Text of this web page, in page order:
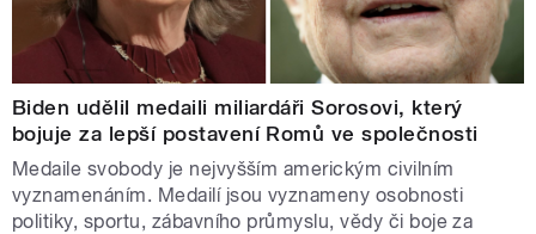
Biden udělil medaili miliardáři Sorosovi, který
bojuje za lepší postavení Romů ve společnosti
Medaile svobody je nejvyšším americkým civilním
vyznamenáním. Medailí jsou vyznameny osobnosti
politiky, sportu, zábavního průmyslu, vědy či boje za